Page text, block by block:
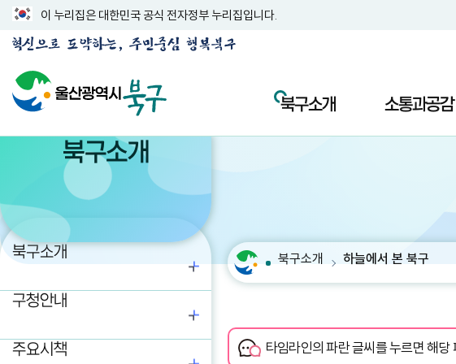
이 누리집은 대한민국 공식 전자정부 누리집입니다.
북구소개 소통과공감
북구소개
북구소개
구청안내
주요시책
북구소개 하늘에서 본 북구
타임라인의 파란 글씨를 누르면 해당